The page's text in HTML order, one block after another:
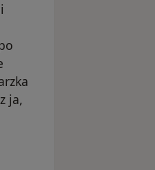
ja,